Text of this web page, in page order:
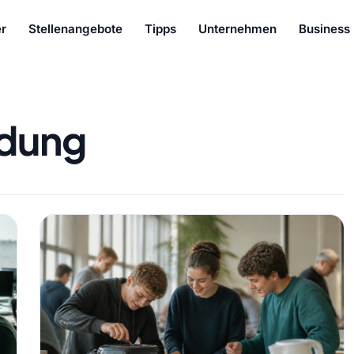
Stellenangebote Tipps Unternehmen Business